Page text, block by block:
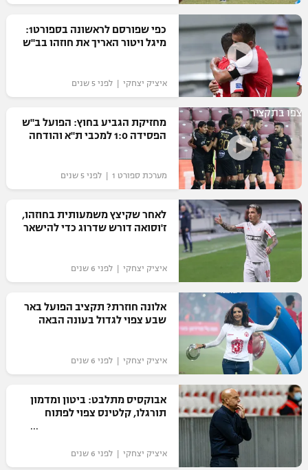
תגיות
המגזין
כפי שפורסם לראשונה בספורט1:
מיגל ויטור האריך את חוזהו בב"ש
איציק יצחקי | לפני 5 שנים
צפו בתקציר
מחזיקת הגביע בחוץ: הפועל ב"ש
הפסידה 1:0 למכבי ת"א והודחה
מערכת ספורט 1 | לפני 5 שנים
לאחר שקיצץ משמעותית בחוזהו,
ז'וסואה דורש שדרוג כדי להישאר
איציק יצחקי | לפני 6 שנים
אלונה חוזרת? תקציב הפועל באר
שבע צפוי לגדול בעונה הבאה
איציק יצחקי | לפני 6 שנים
אבוקסיס מתלבט: ביטון ומדמון
תורגלו, קלטינס צפוי לפתוח
איציק יצחקי | לפני 6 שנים